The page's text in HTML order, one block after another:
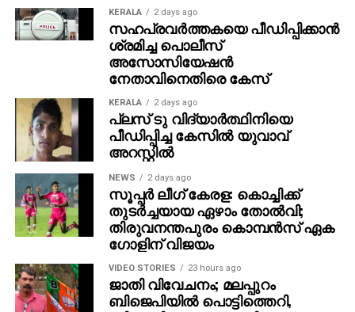
സിനിമാ പ്രേമികളും. വലിയ പ്രതീക്ഷയും
ആകാംഷയുമാണ് ചിത്രത്തെ കുറിച്ച്
പ്രേക്ഷകർക്കുള്ളത്.
എക്സിക്യൂട്ടീവ് പ്രൊഡ്യൂസർ – ജോർജ്
സെബാസ്റ്റ്യൻ, ഛായാഗ്രഹണം- ഫൈസൽ അലി,
സംഗീതം – മുജീബ് മജീദ്, എഡിറ്റർ – പ്രവീൺ പ്രഭാകർ,
ലൈൻ പ്രൊഡ്യൂസർ- സുനിൽ സിംഗ്, പ്രൊഡക്ഷൻ
കൺട്രോളർ- അരോമ മോഹൻ, പ്രൊഡക്ഷൻ
ഡിസൈനർ- ഷാജി നടുവിൽ, ഫൈനൽ മിക്സ് – എം
ആർ രാജാകൃഷ്ണൻ, ചീഫ് അസോസിയേറ്റ് ഡയറക്ടർ-
ബോസ്, മേക്കപ്പ്- അമൽ ചന്ദ്രൻ, ജോർജ്
സെബാസ്റ്റ്യൻ, വസ്ത്രാലങ്കാരം- അഭിജിത്ത് സി,
വരികൾ – വിനായക് ശശികുമാർ, ഹരിത ഹരി ബാബു,
കളറിസ്റ്റ് – ലിജു പ്രഭാകർ, സംഘട്ടനം – ആക്ഷൻ
സന്തോഷ്, സൗണ്ട് ഡിസൈൻ – കിഷൻ മോഹൻ,
KERALA 2 days ago
സഹപ്രവര്‍ത്തകയെ പീഡിപ്പിക്കാന്‍
ശ്രമിച്ച പൊലീസ്
അസോസിയേഷന്‍
നേതാവിനെതിരെ കേസ്
KERALA 2 days ago
പ്ലസ് ടു വിദ്യാര്‍ത്ഥിനിയെ
പീഡിപ്പിച്ച കേസില്‍ യുവാവ്
അറസ്റ്റില്‍
NEWS 2 days ago
സൂപ്പര്‍ ലീഗ് കേരള: കൊച്ചിക്ക്
തുടര്‍ച്ചയായ ഏഴാം തോല്‍വി;
തിരുവനന്തപുരം കൊമ്പന്‍സ് ഏക
ഗോളിന് വിജയം
VIDEO STORIES 23 hours ago
ജാതി വിവേചനം; മലപ്പുറം
ബിജെപിയില്‍ പൊട്ടിത്തെറി,